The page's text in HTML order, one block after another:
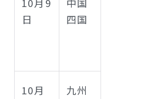
10月9
日
中国
四国
10月
九州